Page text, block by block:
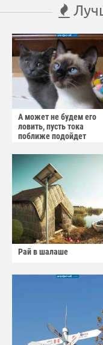
А может не будем его
ловить, пусть тока
поближе подойдет
Рай в шалаше